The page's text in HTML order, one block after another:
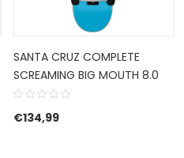
SANTA CRUZ COMPLETE
SCREAMING BIG MOUTH 8.0
€134,99